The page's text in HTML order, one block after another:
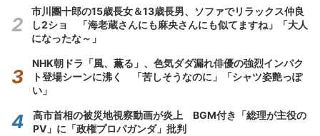
市川團十郎の15歳長女＆13歳長男、ソファでリラックス仲良
し2ショ 「海老蔵さんにも麻央さんにも似てますね」「大人
になったな～」
NHK朝ドラ「風、薫る」、色気ダダ漏れ俳優の強烈インパク
ト登場シーンに沸く 「苦しそうなのに」「シャツ姿艶っぽ
い」
高市首相の被災地視察動画が炎上 BGM付き「総理が主役の
PV」に「政権プロパガンダ」批判